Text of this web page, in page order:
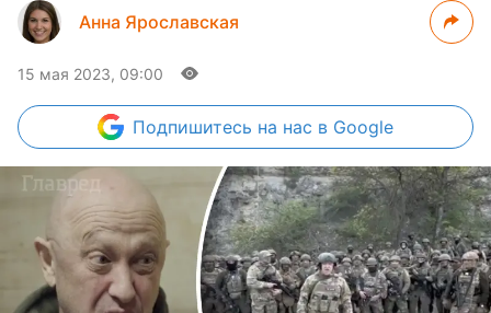
Анна Ярославская
15 мая 2023, 09:00
Подпишитесь на нас в Google